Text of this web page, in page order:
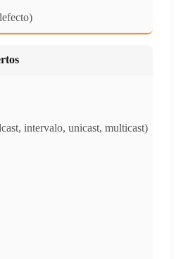
intervalo, unicast, multicast)